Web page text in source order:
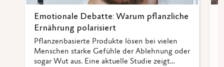
Emotionale Debatte: Warum pflanzliche
Ernährung polarisiert
Pflanzenbasierte Produkte lösen bei vielen
Menschen starke Gefühle der Ablehnung oder
sogar Wut aus. Eine aktuelle Studie zeigt